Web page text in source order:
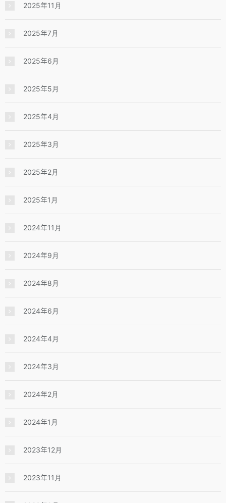
2025年11月
2025年7月
2025年6月
2025年5月
2025年4月
2025年3月
2025年2月
2025年1月
2024年11月
2024年9月
2024年8月
2024年6月
2024年4月
2024年3月
2024年2月
2024年1月
2023年12月
2023年11月